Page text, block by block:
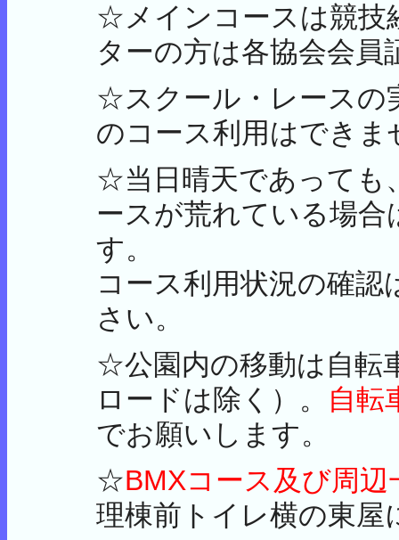
☆メインコースは競技
ターの方は各協会会員
☆スクール・レースの
のコース利用はできま
☆当日晴天であっても
ースが荒れている場
す。
コース利用状況の確
さい。
☆公園内の移動は自転
ロードは除く）。
自転
でお願いします。
☆BMXコース及び周辺
理棟前トイレ横の東屋